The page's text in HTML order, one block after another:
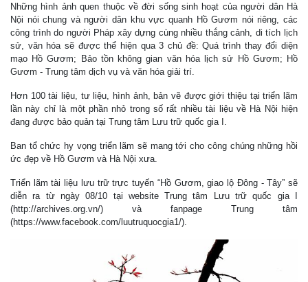
Những hình ảnh quen thuộc về đời sống sinh hoạt của người dân Hà
Nội nói chung và người dân khu vực quanh Hồ Gươm nói riêng, các
công trình do người Pháp xây dựng cùng nhiều thắng cảnh, di tích lịch
sử, văn hóa sẽ được thể hiện qua 3 chủ đề: Quá trình thay đổi diện
mạo Hồ Gươm; Bảo tồn không gian văn hóa lịch sử Hồ Gươm; Hồ
Gươm - Trung tâm dịch vụ và văn hóa giải trí.
Hơn 100 tài liệu, tư liệu, hình ảnh, bản vẽ được giới thiệu tại triển lãm
lần này chỉ là một phần nhỏ trong số rất nhiều tài liệu về Hà Nội hiện
đang được bảo quản tại Trung tâm Lưu trữ quốc gia I.
Ban tổ chức hy vọng triển lãm sẽ mang tới cho công chúng những hồi
ức đẹp về Hồ Gươm và Hà Nội xưa.
Triển lãm tài liệu lưu trữ trực tuyến “Hồ Gươm, giao lộ Đông - Tây” sẽ
diễn ra từ ngày 08/10 tại website Trung tâm Lưu trữ quốc gia I
(http://archives.org.vn/) và fanpage Trung tâm
(https://www.facebook.com/luutruquocgia1/).